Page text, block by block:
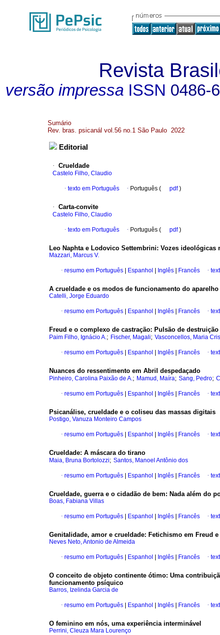
Revista
versão impressa ISSN 0486-
Sumário
Rev. bras. psicanál vol.56 no.1 São Paulo 2022
Editorial
· Crueldade
Castelo Filho, Claudio
· texto em Português · Português ( pdf)
· Carta-convite
Castelo Filho, Claudio
· texto em Português · Português ( pdf)
Leo Naphta e Lodovico Settembrini: Vozes ideológicas
Mazzari, Marcus V.
· resumo em Português Espanhol Inglês Francês ·
A crueldade e os modos de funcionamento do
Catelli, Jorge Eduardo
· resumo em Português Espanhol Inglês Francês ·
Freud e o complexo de castração: Pulsão de
Paim Filho, Ignácio A.; Fischer, Magali; Vasconcellos, Maria
· resumo em Português Espanhol Inglês Francês ·
Nuances do ressentimento em Abril despedaçado
Pinheiro, Carolina Paixão de A.; Mamud, Maíra; Sang, Pedro;
· resumo em Português Espanhol Inglês Francês ·
Psicanálise, crueldade e o coliseu das massas digitais
Postigo, Vanuza Monteiro Campos
· resumo em Português Espanhol Inglês Francês ·
Crueldade: A máscara do tirano
Maia, Bruna Bortolozzi; Santos, Manoel Antônio dos
· resumo em Português Espanhol Inglês Francês ·
Crueldade, guerra e o cidadão de bem: Nada além do
Boas, Fabiana Villas
· resumo em Português Espanhol Inglês Francês ·
Genitalidade, amor e crueldade: Fetichismo em Freud
Neves Neto, Antonio de Almeida
· resumo em Português Espanhol Inglês Francês ·
O conceito de objeto continente ótimo: Uma
funcionamento psíquico
Barros, Izelinda Garcia de
· resumo em Português Espanhol Inglês Francês ·
O feminino em nós, uma experiência interminável
Perrini, Cleuza Mara Lourenço